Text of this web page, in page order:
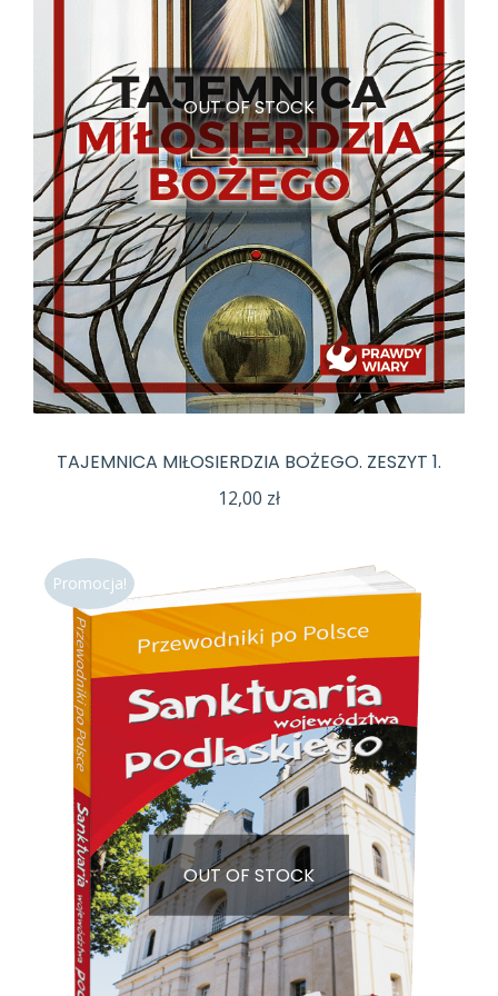
OUT OF STOCK
TAJEMNICA MIŁOSIERDZIA BOŻEGO. ZESZYT 1.
12,00 zł
Promocja!
OUT OF STOCK